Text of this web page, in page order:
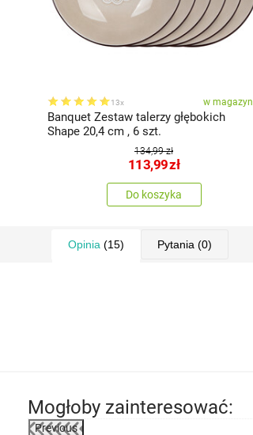
13x w
Banquet Zestaw talerzy głębokich
Shape 20,4 cm , 6 szt.
134,99 zł
113,99zł
Do koszyka
Opinia (15) Pytania (0)
Mogłoby zainteresować:
Previous